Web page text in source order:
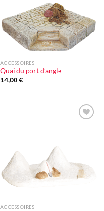
ACCESSOIRES
Quai du port d’angle
14,00€
ACCESSOIRES